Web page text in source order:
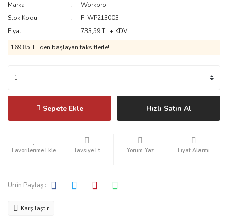
Marka
Workpro
Stok Kodu
F_WP213003
Fiyat
733,59 TL + KDV
169,85 TL den başlayan taksitlerle!!
Sepete Ekle Hızlı Satın Al
Tavsiye Et Yorum Yaz Fiyat Alarmı
Ürün Paylaş :
Karşılaştır